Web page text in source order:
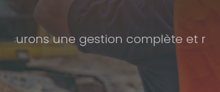
une gestion complète et